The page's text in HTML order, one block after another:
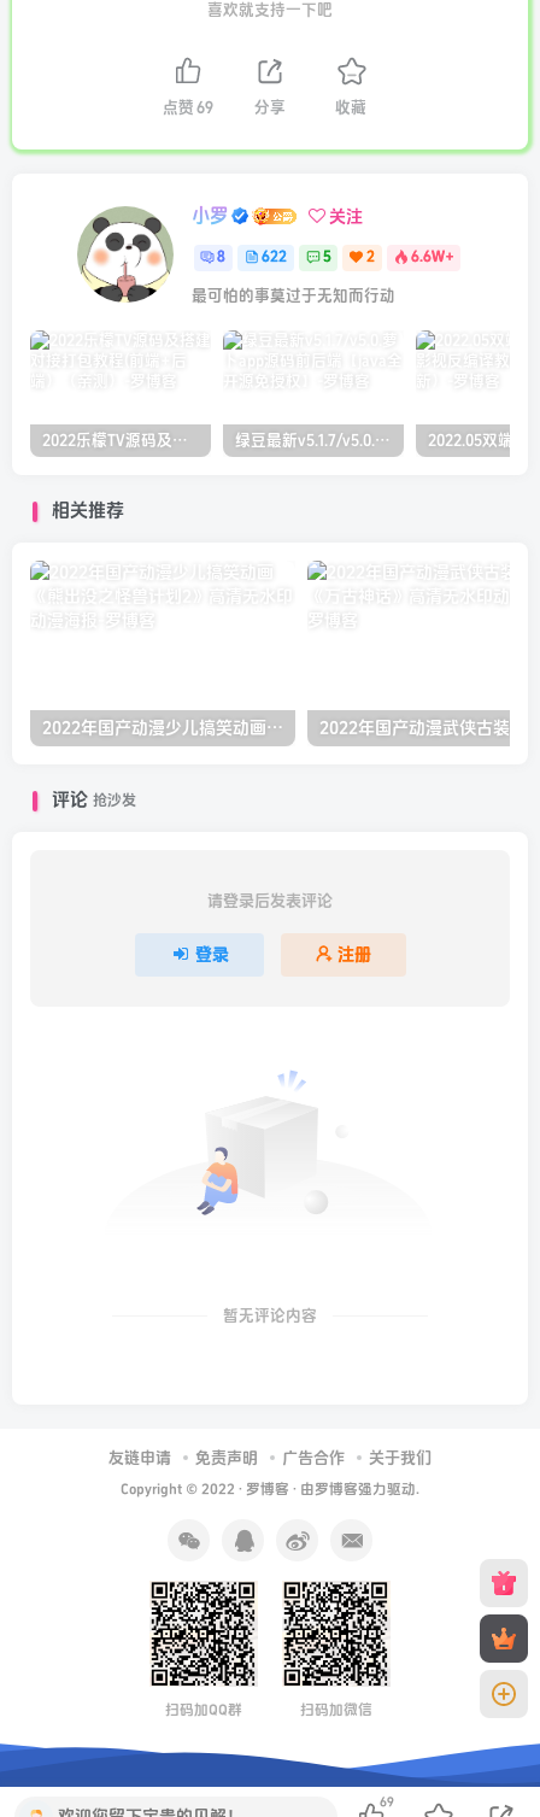
喜欢就支持一下吧
点赞 69 分享 收藏
小罗 关注
8 622 5 2 6.6W+
最可怕的事莫过于无知而行动
2022乐檬TV源码及搭建对接打包教程(前端+后端）（亲测） 绿豆最新v5.1.7/v5.0.萝卜app源码前后端【java全开源免授权】
相关推荐
2022年国产动漫少儿搞笑动画《熊出没之怪兽计划2》高清无水印动漫海报
评论 抢沙发
请登录后发表评论
登录 注册
暂无评论内容
友链申请 免责声明 广告合作 关于我们
Copyright © 2022 · 罗博客 · 由罗博客强力驱动.
扫码加QQ群 扫码加微信
69